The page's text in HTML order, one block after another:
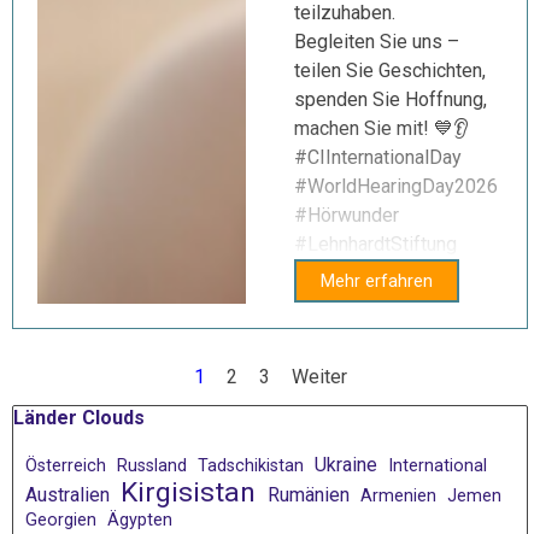
teilzuhaben.
Begleiten Sie uns –
teilen Sie Geschichten,
spenden Sie Hoffnung,
machen Sie mit! 💙👂
#CIInternationalDay
#WorldHearingDay2026
#Hörwunder
#LehnhardtStiftung
Mehr erfahren
Aktuelle Seite:
1 Gehen Sie zu Seite:
2 Gehen Sie zu Seite:
3
Weiter
Block überspringen Länder Clouds
Länder Clouds
Österreich Russland Tadschikistan Ukraine International
Australien Kirgisistan Rumänien Armenien Jemen
Georgien Ägypten